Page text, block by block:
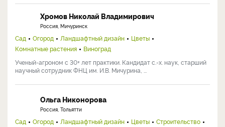
Хромов Николай Владимирович
Россия, Мичуринск
Сад Огород Ландшафтный дизайн
Цветы
Комнатные растения
Виноград
Ученый-агроном с 30+ лет практики. Кандидат с.-х. наук, старший
научный сотрудник ФНЦ им. И.В. Мичурина, ...
Ольга Никонорова
Россия, Тольятти
Сад Огород Ландшафтный дизайн Цветы
Строительство